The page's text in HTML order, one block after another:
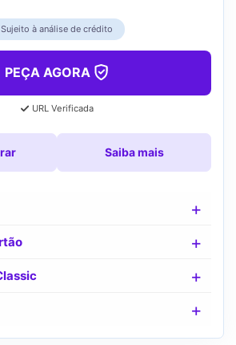
Sujeito à análise de crédito
PEÇA AGORA
URL Verificada
Saiba mais